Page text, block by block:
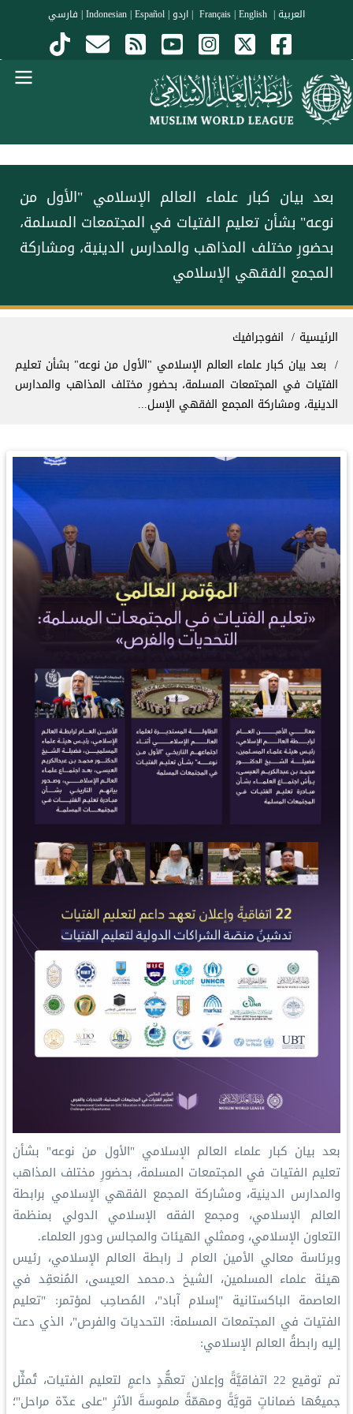
تجاوز إلى المحتوى الرئيسي
العربية|
|English
| اردو|
Indonesian |Español
| فارسي
‏بعد بيان كبار علماء العالم الإسلامي "الأول من
نوعه" بشأن تعليم الفتيات في المجتمعات المسلمة،
بحضورِ مختلف المذاهب والمدارس الدينية، ومشاركة
المجمع الفقهي الإسلامي
مسار التنقل
الرئيسية
انفوجرافيك
‏بعد بيان كبار علماء العالم الإسلامي "الأول من نوعه" بشأن تعليم
الفتيات في المجتمعات المسلمة، بحضورِ مختلف المذاهب والمدارس
الدينية، ومشاركة المجمع الفقهي الإسل...
‏بعد بيان كبار علماء العالم الإسلامي "الأول من نوعه" بشأن
تعليم الفتيات في المجتمعات المسلمة، بحضورِ مختلف المذاهب
والمدارس الدينية، ومشاركة المجمع الفقهي الإسلامي برابطة
العالم الإسلامي، ومجمع الفقه الإسلامي الدولي بمنظمة
التعاون الإسلامي، وممثلي الهيئات والمجالس ودور العلماء.
‏وبرئاسة معالي الأمين العام لـ ⁧‫رابطة العالم الإسلامي‬⁩، رئيس
هيئة علماء المسلمين، الشيخ د.⁧‫محمد العيسى‬⁩‬⁩، المُنعقِد في
العاصمة الباكستانية "إسلام آباد"، المُصاحِب لمؤتمر: "تعليم
الفتيات في المجتمعات المسلمة: التحديات والفرص"، الذي دعت
إليه رابطةُ العالم الإسلامي:
‏تم توقيع 22 اتفاقيَّةً وإعلان تعهُّدٍ داعمٍ لتعليم الفتيات، تُمثِّل
جميعُها ضماناتٍ قويَّةً ومهمّةً ملموسةَ الأثرِ "على عدّة مراحل"؛